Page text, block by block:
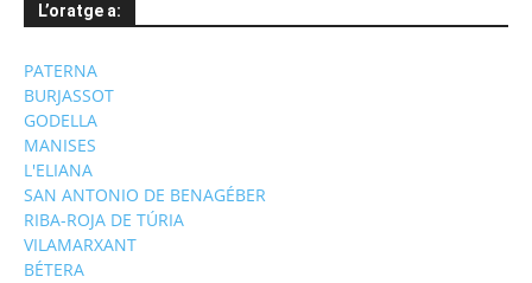
L’oratge a:
PATERNA
BURJASSOT
GODELLA
MANISES
L'ELIANA
SAN ANTONIO DE BENAGÉBER
RIBA-ROJA DE TÚRIA
VILAMARXANT
BÉTERA